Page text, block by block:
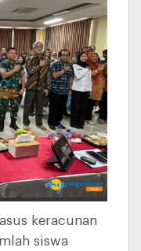
keracunan
siswa